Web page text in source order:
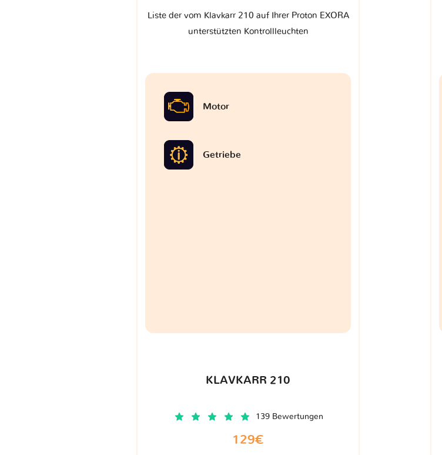
Liste der vom Klavkarr 210 auf Ihrer Proton EXORA
unterstützten Kontrollleuchten
Motor
Getriebe
KLAVKARR 210
139 Bewertungen
129€